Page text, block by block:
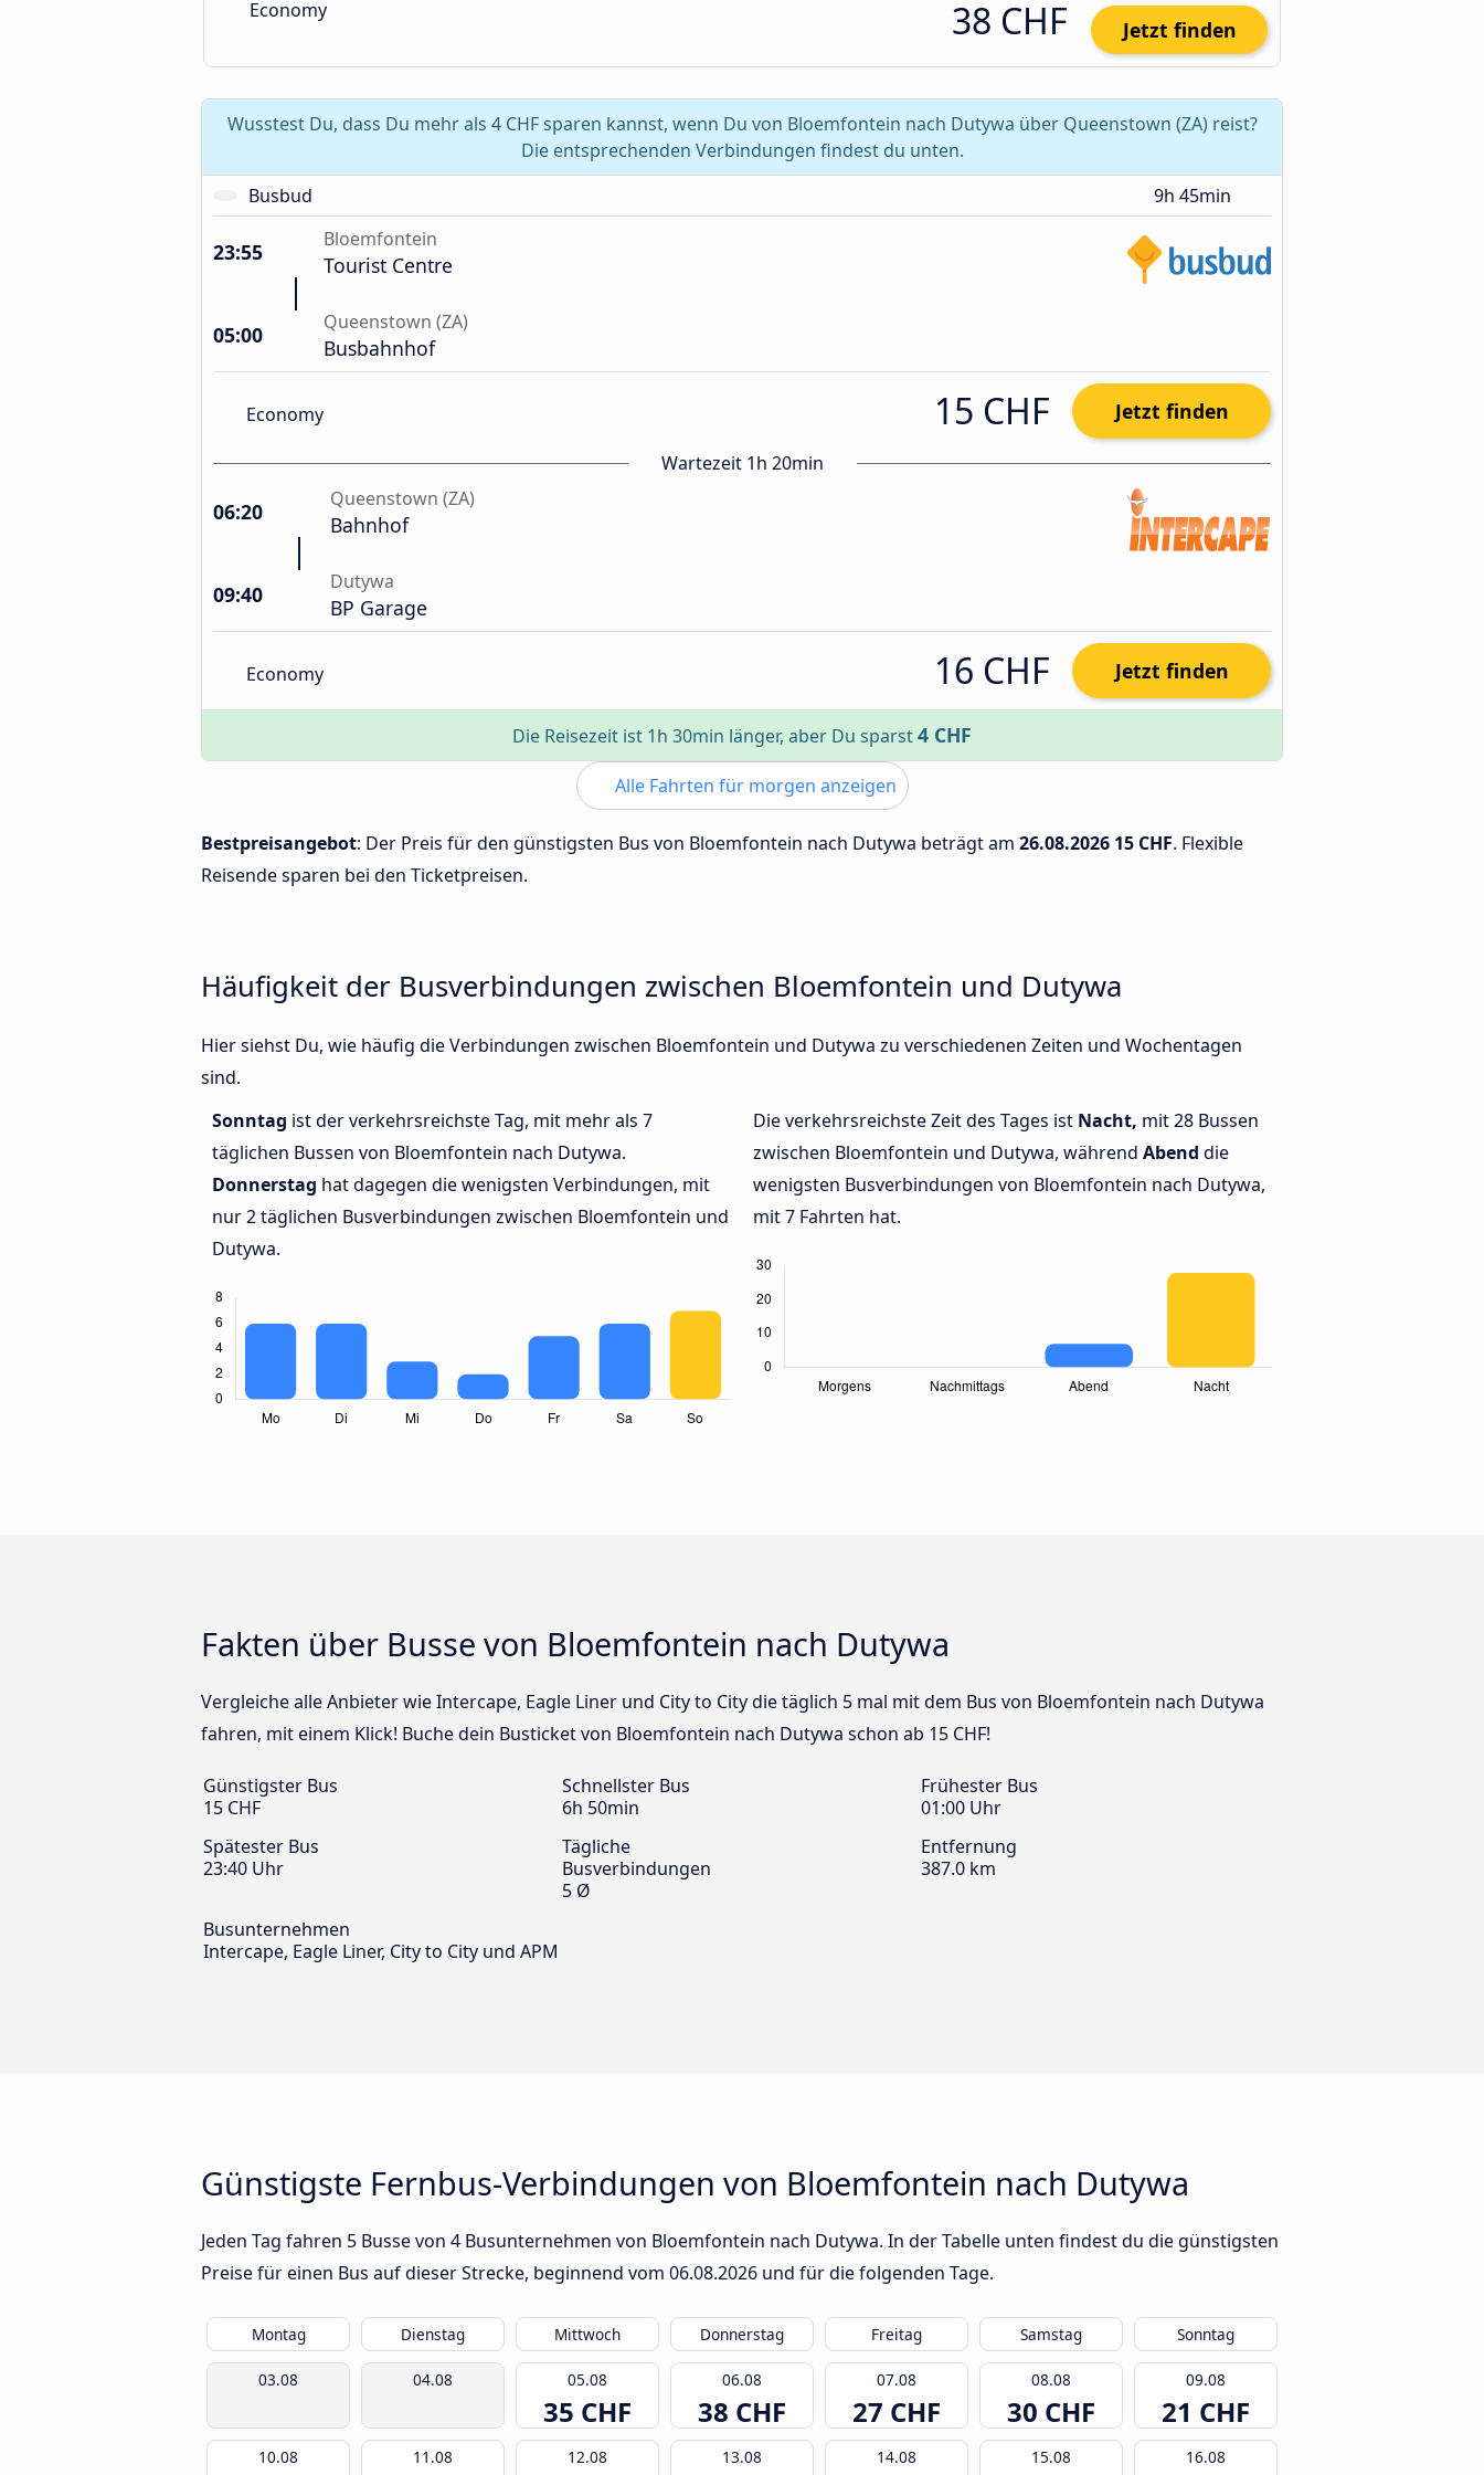
Economy 38 CHF Jetzt finden
Wusstest Du, dass Du mehr als 4 CHF sparen kannst, wenn Du von Bloemfontein nach Dutywa über Queenstown (ZA) reist?
Die entsprechenden Verbindungen findest du unten.
Busbud
9h 45min
23:55 Bloemfontein
Tourist Centre
05:00 Queenstown (ZA)
Busbahnhof
Economy 15 CHF Jetzt finden
Wartezeit 1h 20min
06:20 Queenstown (ZA)
Bahnhof
09:40 Dutywa
BP Garage
Economy 16 CHF Jetzt finden
Die Reisezeit ist 1h 30min länger, aber Du sparst4 CHF
Alle Fahrten für morgen anzeigen
Bestpreisangebot: Der Preis für den günstigsten Bus von Bloemfontein nach Dutywa beträgt am 26.08.2026 15 CHF. Flexible
Reisende sparen bei den Ticketpreisen.
Häufigkeit der Busverbindungen zwischen Bloemfontein und Dutywa
Hier siehst Du, wie häufig die Verbindungen zwischen Bloemfontein und Dutywa zu verschiedenen Zeiten und Wochentagen
sind.
Sonntag ist der verkehrsreichste Tag, mit mehr als 7
täglichen Bussen von Bloemfontein nach Dutywa.
Donnerstag hat dagegen die wenigsten Verbindungen, mit
nur 2 täglichen Busverbindungen zwischen Bloemfontein und
Dutywa.
Die verkehrsreichste Zeit des Tages ist Nacht, mit 28 Bussen
zwischen Bloemfontein und Dutywa, während Abend die
wenigsten Busverbindungen von Bloemfontein nach Dutywa,
mit 7 Fahrten hat.
Fakten über Busse von Bloemfontein nach Dutywa
Vergleiche alle Anbieter wie Intercape, Eagle Liner und City to City die täglich 5 mal mit dem Bus von Bloemfontein nach Dutywa
fahren, mit einem Klick! Buche dein Busticket von Bloemfontein nach Dutywa schon ab 15 CHF!
Günstigster Bus
15 CHF
Schnellster Bus
6h 50min
Frühester Bus
01:00 Uhr
Spätester Bus
23:40 Uhr
Tägliche
Busverbindungen
5 Ø
Entfernung
387.0 km
Busunternehmen
Intercape, Eagle Liner, City to City und APM
Günstigste Fernbus-Verbindungen von Bloemfontein nach Dutywa
Jeden Tag fahren 5 Busse von 4 Busunternehmen von Bloemfontein nach Dutywa. In der Tabelle unten findest du die günstigsten
Preise für einen Bus auf dieser Strecke, beginnend vom 06.08.2026 und für die folgenden Tage.
Montag Dienstag Mittwoch Donnerstag Freitag Samstag Sonntag
03.08 04.08 05.08
35 CHF
06.08
38 CHF
07.08
27 CHF
08.08
30 CHF
09.08
21 CHF
10.08 11.08 12.08 13.08 14.08 15.08 16.08